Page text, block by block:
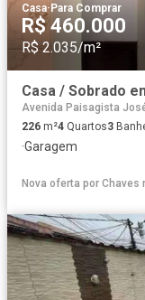
Casa·Para Comprar
R$ 460.000
R$ 2.035/m²
Avenida Paisagista
226 m²4 Quartos3
·Garagem
Nova oferta por Chaves